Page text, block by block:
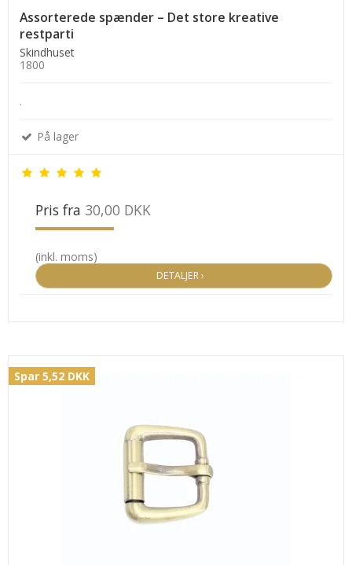
Assorterede spænder – Det store kreative
restparti
Skindhuset
1800
.
På lager
Pris fra 30,00 DKK
(inkl. moms)
DETALJER ›
Spar 5,52 DKK